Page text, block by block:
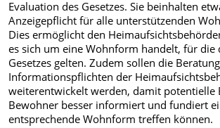
Evaluation des Gesetzes. Sie beinhalten
Anzeigepflicht für alle unterstützenden
Dies ermöglicht den
es sich um eine Wohnform handelt, für die
Gesetzes gelten. Zudem sollen die
Informationspflichten der
weiterentwickelt werden, damit potentielle
Bewohner besser informiert und fundiert
entsprechende Wohnform treffen können.